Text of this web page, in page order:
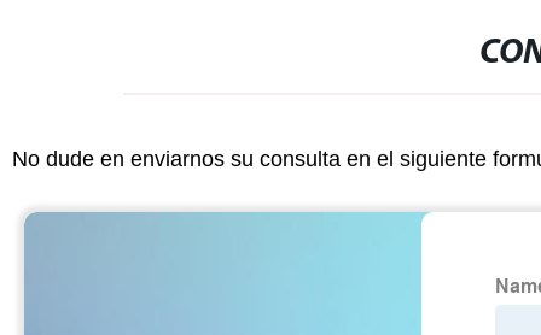
No dude en enviarnos su consulta en el siguiente